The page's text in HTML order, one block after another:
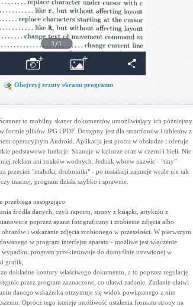
Obejrzyj zrzuty ekranu programu
to mobilny skaner dokumentów umożliwiający ich późniejszy
formie plików JPG i PDF. Dostępny jest dla smartfonów i tabletów z
operacyjnym Android. Aplikacja jest prosta w obsłudze i oferuje
podstawowe funkcje. Skanuje w kolorze oraz w czerni i bieli. Nie
reklam ani znaków wodnych. Jednak wbrew nazwie - "tiny"
przecież "malutki, drobniutki" - po instalacji zajmuje wcale nie tak
inaczej, program działa szybko i sprawnie.
przebiega następująco:
źródła danych, czyli raportu, strony z książki, artykułu z
poprzez aparat fotograficzny i zrobienie zdjęcia albo
i wskazanie zdjęcia zrobionego w przeszłości. W pierwszym
w program interfejsu aparatu - możliwe jest włączenie
program przekierowuje do domyślnie ustawionej w
grafik,
dokładne kontury właściwego dokumentu, a to poprzez regulację
przez program zaznaczone, co ułatwi zadanie. Zadanie ułatwi
danego wskaźnika otrzymuje się widok powiązanego z nim
Oprócz tego istnieje możliwość ustalenia formatu strony na